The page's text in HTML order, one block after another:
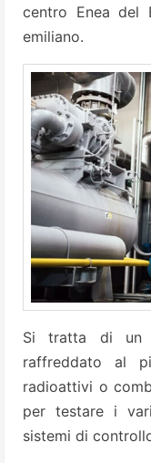
centro Enea del
emiliano.
Si tratta di un
raffreddato al
radioattivi o
per testare i
sistemi di